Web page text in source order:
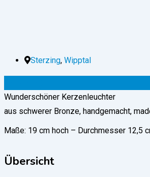
Sterzing, Wipptal
Wunderschöner Kerzenleuchter
aus schwerer Bronze, handgemacht,
Maße: 19 cm hoch – Durchmesser 12,5
Übersicht